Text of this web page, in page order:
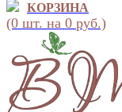
КОРЗИНА
(0 шт. на 0 руб.)